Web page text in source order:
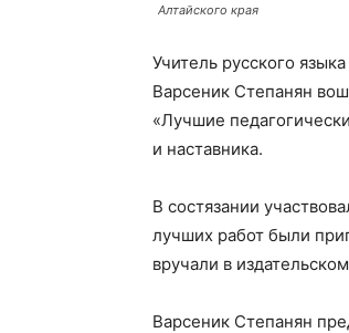
Алтайского края
Учитель русского
Варсеник Степанян
«Лучшие
и наставника.
В состязании
лучших работ были
вручали в
Варсеник Степанян